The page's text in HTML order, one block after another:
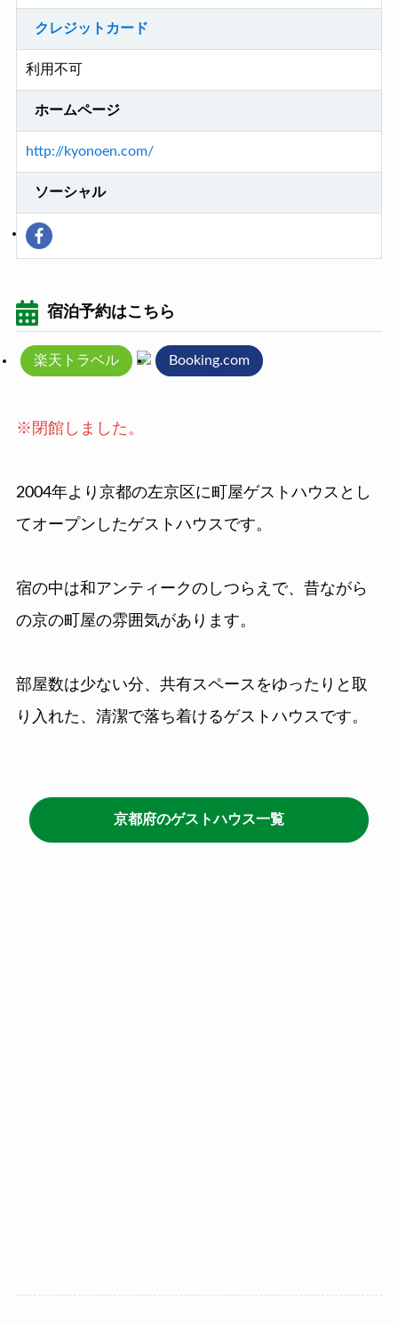
クレジットカード
利用不可
ホームページ
http://kyonoen.com/
ソーシャル
宿泊予約はこちら
楽天トラベル Booking.com
※閉館しました。
2004年より京都の左京区に町屋ゲストハウスとし
てオープンしたゲストハウスです。
宿の中は和アンティークのしつらえで、昔ながら
の京の町屋の雰囲気があります。
部屋数は少ない分、共有スペースをゆったりと取
り入れた、清潔で落ち着けるゲストハウスです。
京都府のゲストハウス一覧